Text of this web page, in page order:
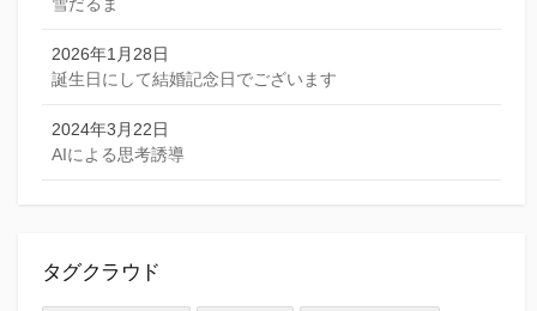
2026年1月28日
誕生日にして結婚記念日でございます
2024年3月22日
AIによる思考誘導
タグクラウド